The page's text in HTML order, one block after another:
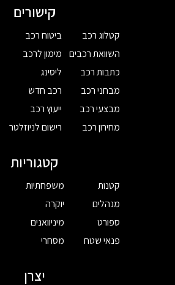
קישורים
קטלוג רכב
השוואת רכבים
כתבות רכב
מבחני רכב
מבצעי רכב
מחירון רכב
ביטוח רכב
מימון לרכב
ליסינג
רכב חדש
ייעוץ רכב
רישום לניוזלטר
קטגוריות
קטנות
מנהלים
ספורט
פנאי שטח
משפחתיות
יוקרה
מיניוואנים
מסחרי
יצרן